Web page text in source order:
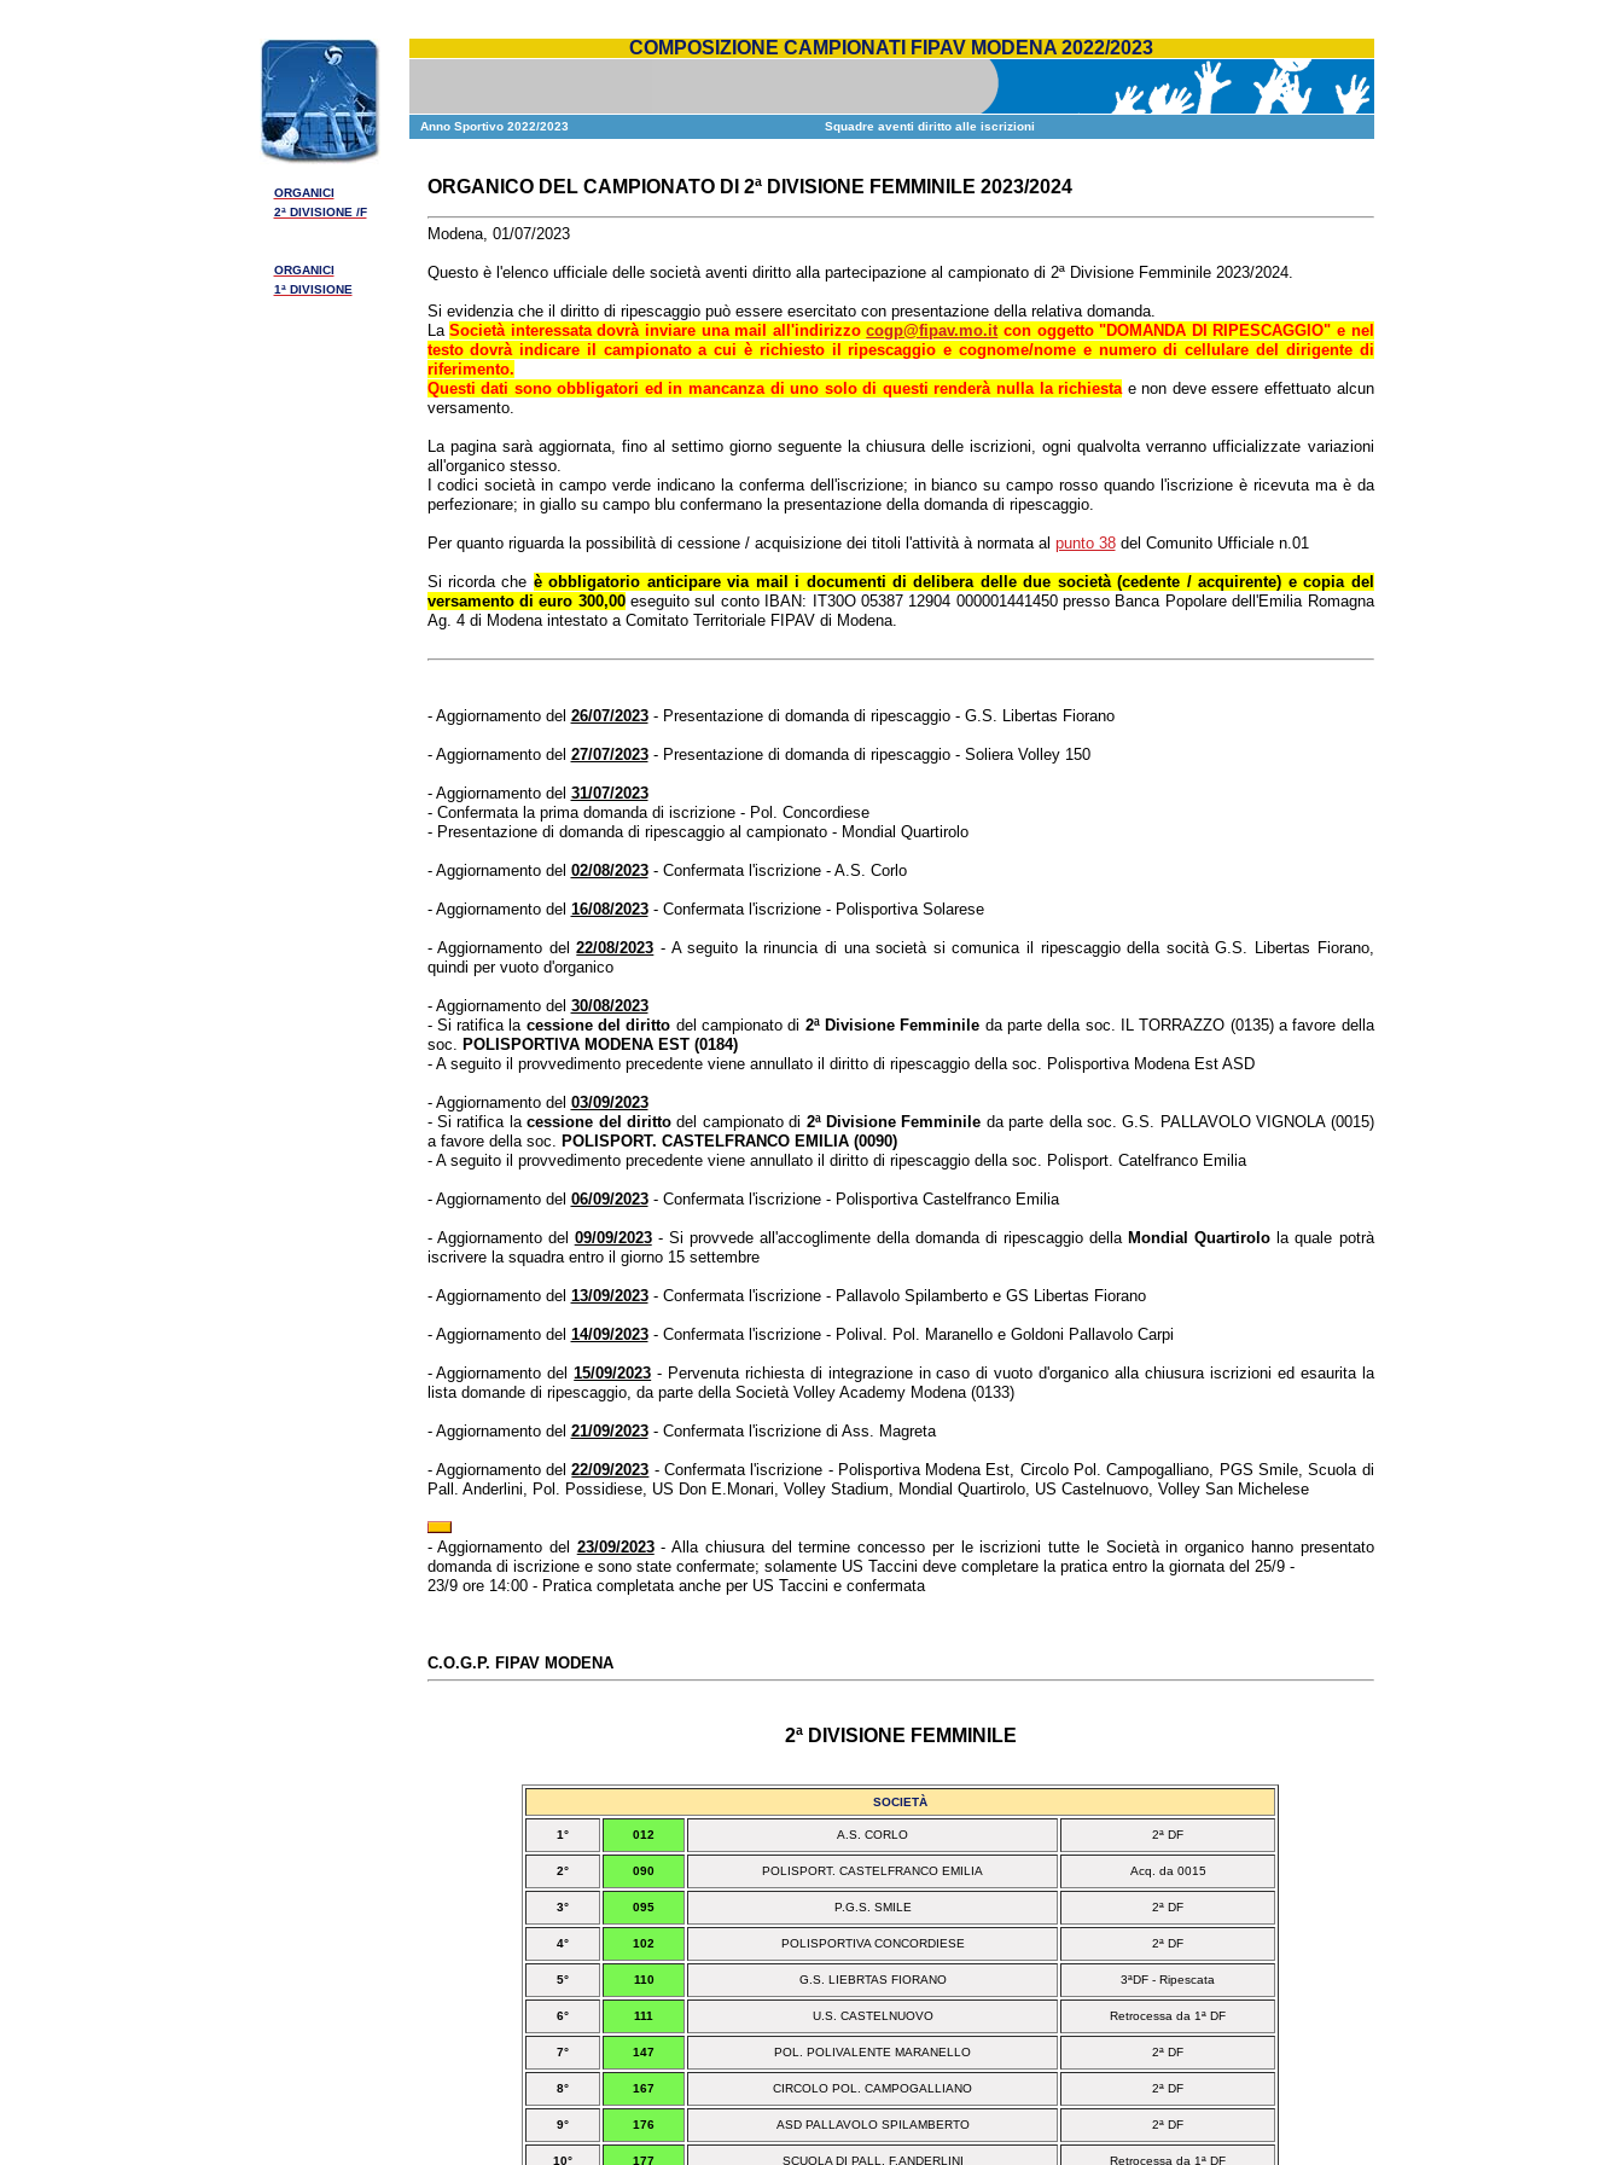
ORGANICI
2ª DIVISIONE /F
ORGANICI
1ª DIVISIONE
COMPOSIZIONE CAMPIONATI FIPAV MODENA 2022/2023
Anno Sportivo 2022/2023 Squadre aventi diritto alle iscrizioni
ORGANICO DEL CAMPIONATO DI 2ª DIVISIONE FEMMINILE 2023/2024
Modena, 01/07/2023
Questo è l'elenco ufficiale delle società aventi diritto alla partecipazione al campionato di 2ª Divisione Femminile 2023/2024.
Si evidenzia che il diritto di ripescaggio può essere esercitato con presentazione della relativa domanda.
LaSocietà interessata dovrà inviare una mail all'indirizzocogp@fipav.mo.itcon oggetto "DOMANDA DI RIPESCAGGIO" e nel
testo dovrà indicare il campionato a cui è richiesto il ripescaggio e cognome/nome e numero di cellulare del dirigente di
riferimento.
Questi dati sono obbligatori ed in mancanza di uno solo di questi renderà nulla la richiestae non deve essere effettuato alcun
versamento.
La pagina sarà aggiornata, fino al settimo giorno seguente la chiusura delle iscrizioni, ogni qualvolta verranno ufficializzate variazioni
all'organico stesso.
I codici società in campo verde indicano la conferma dell'iscrizione; in bianco su campo rossoquando l'iscrizione è ricevuta ma è da
perfezionare; in giallo su campo blu confermano la presentazione della domanda di ripescaggio.
Per quanto riguarda la possibilità di cessione / acquisizione dei titoli l'attività à normata al punto 38del Comunito Ufficiale n.01
Si ricorda che è obbligatorio anticipare via mail i documenti di delibera delle due società (cedente / acquirente) e copia del
versamento di euro 300,00eseguito sul conto IBAN: IT30O 05387 12904 000001441450 presso Banca Popolare dell'Emilia Romagna
Ag. 4 di Modena intestato a Comitato Territoriale FIPAV di Modena.
- Aggiornamento del 26/07/2023- Presentazione di domanda di ripescaggio - G.S. Libertas Fiorano
- Aggiornamento del 27/07/2023- Presentazione di domanda di ripescaggio - Soliera Volley 150
- Aggiornamento del 31/07/2023
- Confermata la prima domanda di iscrizione - Pol. Concordiese
- Presentazione di domanda di ripescaggio al campionato - Mondial Quartirolo
- Aggiornamento del 02/08/2023- Confermata l'iscrizione - A.S. Corlo
- Aggiornamento del 16/08/2023- Confermata l'iscrizione - Polisportiva Solarese
- Aggiornamento del22/08/2023 - A seguito la rinuncia di una società si comunica il ripescaggio della socità G.S. Libertas Fiorano,
quindi per vuoto d'organico
- Aggiornamento del 30/08/2023
- Si ratifica la cessione del diritto del campionato di 2ª Divisione Femminile da parte della soc. IL TORRAZZO (0135) a favore della
soc. POLISPORTIVA MODENA EST (0184)
- A seguito il provvedimento precedente viene annullato il diritto di ripescaggio della soc. Polisportiva Modena Est ASD
- Aggiornamento del 03/09/2023
- Si ratifica lacessione del dirittodel campionato di 2ª Divisione Femminile da parte della soc. G.S. PALLAVOLO VIGNOLA (0015)
a favore della soc. POLISPORT. CASTELFRANCO EMILIA (0090)
- A seguito il provvedimento precedente viene annullato il diritto di ripescaggio della soc. Polisport. Catelfranco Emilia
- Aggiornamento del 06/09/2023- Confermata l'iscrizione - Polisportiva Castelfranco Emilia
- Aggiornamento del 09/09/2023- Si provvede all'accoglimente della domanda di ripescaggio della Mondial Quartirolo la quale potrà
iscrivere la squadra entro il giorno 15 settembre
- Aggiornamento del 13/09/2023- Confermata l'iscrizione - Pallavolo Spilamberto e GS Libertas Fiorano
- Aggiornamento del 14/09/2023- Confermata l'iscrizione - Polival. Pol. Maranello e Goldoni Pallavolo Carpi
- Aggiornamento del15/09/2023 - Pervenuta richiesta di integrazione in caso di vuoto d'organico alla chiusura iscrizioni ed esaurita la
lista domande di ripescaggio, da parte della Società Volley Academy Modena (0133)
- Aggiornamento del 21/09/2023- Confermata l'iscrizione di Ass. Magreta
- Aggiornamento del22/09/2023 - Confermata l'iscrizione - Polisportiva Modena Est, Circolo Pol. Campogalliano, PGS Smile, Scuola di
Pall. Anderlini, Pol. Possidiese, US Don E.Monari, Volley Stadium, Mondial Quartirolo, US Castelnuovo, Volley San Michelese
- Aggiornamento del 23/09/2023- Alla chiusura del termine concesso per le iscrizioni tutte le Società in organico hanno presentato
domanda di iscrizione e sono state confermate; solamente US Taccini deve completare la pratica entro la giornata del 25/9 -
23/9 ore 14:00 - Pratica completata anche per US Taccini e confermata
C.O.G.P. FIPAV MODENA
2ª DIVISIONE FEMMINILE
SOCIETÀ
1° 012 A.S. CORLO 2ª DF
2° 090 POLISPORT. CASTELFRANCO EMILIA Acq. da 0015
3° 095 P.G.S. SMILE 2ª DF
4° 102 POLISPORTIVA CONCORDIESE 2ª DF
5° 110 G.S. LIEBRTAS FIORANO 3ªDF - Ripescata
6° 111 U.S. CASTELNUOVO Retrocessa da 1ª DF
7° 147 POL. POLIVALENTE MARANELLO 2ª DF
8° 167 CIRCOLO POL. CAMPOGALLIANO 2ª DF
9° 176 ASD PALLAVOLO SPILAMBERTO 2ª DF
10° 177 SCUOLA DI PALL. F.ANDERLINI Retrocessa da 1ª DF